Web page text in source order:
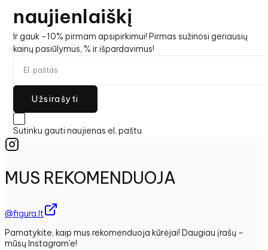
naujienlaiškį
Ir gauk -10% pirmam apsipirkimui! Pirmas sužinosi geriausių
kainų pasiūlymus, % ir išpardavimus!
Užsirašyti
Sutinku gauti naujienas el. paštu
MUS REKOMENDUOJA
@figura.lt
Pamatykite, kaip mus rekomenduoja kūrėjai! Daugiau įrašų –
mūsų Instagram'e!